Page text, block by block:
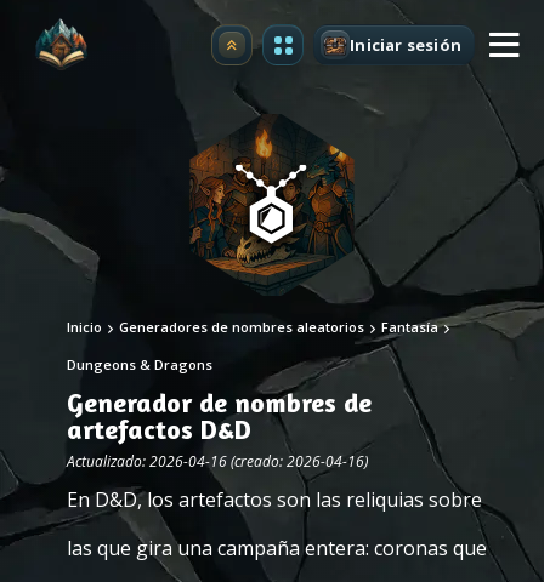
Mejorar Iniciar sesión
Inicio Generadores de nombres aleatorios Fantasía
Dungeons & Dragons
Generador de nombres de
artefactos D&D
Actualizado: 2026-04-16 (creado: 2026-04-16)
En D&D, los artefactos son las reliquias sobre
las que gira una campaña entera: coronas que